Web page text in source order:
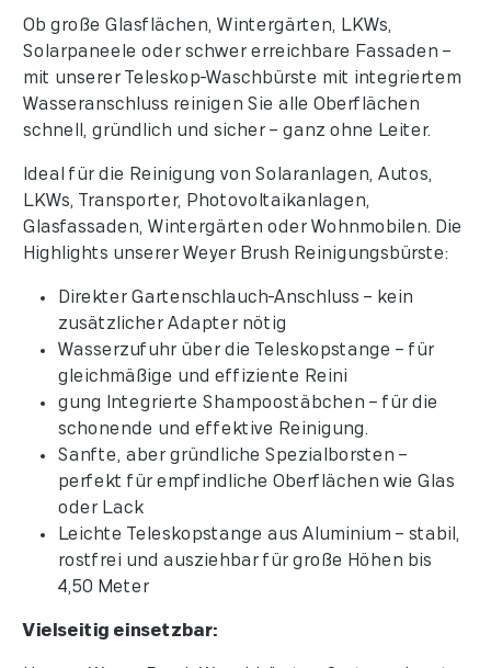
Ob große Glasflächen, Wintergärten, LKWs,
Solarpaneele oder schwer erreichbare Fassaden –
mit unserer Teleskop-Waschbürste mit integriertem
Wasseranschluss reinigen Sie alle Oberflächen
schnell, gründlich und sicher – ganz ohne Leiter.
Ideal für die Reinigung von Solaranlagen, Autos,
LKWs, Transporter, Photovoltaikanlagen,
Glasfassaden, Wintergärten oder Wohnmobilen. Die
Highlights unserer Weyer Brush Reinigungsbürste:
Direkter Gartenschlauch-Anschluss – kein
zusätzlicher Adapter nötig
Wasserzufuhr über die Teleskopstange – für
gleichmäßige und effiziente Reini
gung Integrierte Shampoostäbchen – für die
schonende und effektive Reinigung.
Sanfte, aber gründliche Spezialborsten –
perfekt für empfindliche Oberflächen wie Glas
oder Lack
Leichte Teleskopstange aus Aluminium – stabil,
rostfrei und ausziehbar für große Höhen bis
4,50 Meter
Vielseitig einsetzbar: